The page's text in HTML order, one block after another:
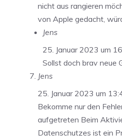
nicht aus rangieren
von Apple gedacht,
Jens
25. Januar 2023 um
Sollst doch brav neue
Jens
25. Januar 2023 um
Bekomme nur den
aufgetreten Beim
Datenschutzes ist ein